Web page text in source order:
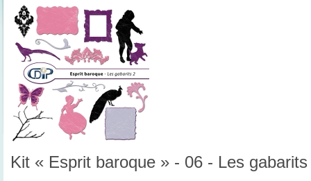
Kit « Esprit baroque » - 06 - Les gabarits